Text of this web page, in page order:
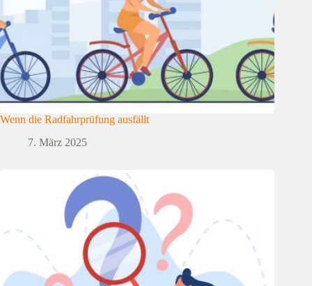
Wenn die Radfahrprüfung ausfällt
7. März 2025